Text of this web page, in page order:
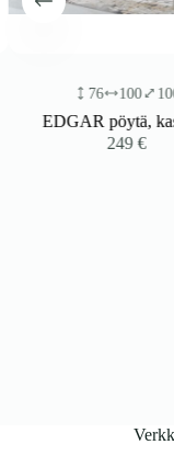
76 100 100
EDGAR pöytä,
249€